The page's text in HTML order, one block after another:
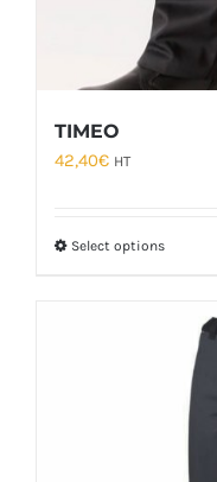
TIMEO
42,40€ HT
Select options